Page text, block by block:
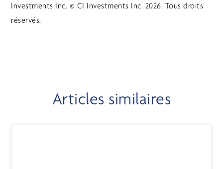
Investments Inc. © CI Investments Inc. 2026. Tous droits
réservés.
Articles similaires